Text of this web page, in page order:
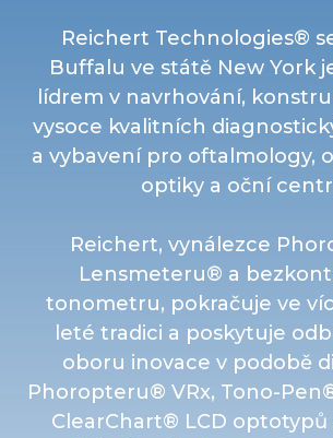
Reichert Technologies®
Buffalu ve státě New York
lídrem v navrhování,
vysoce kvalitních
a vybavení pro oftalmology,
optiky a oční
Reichert, vynálezce
Lensmeteru® a
tonometru, pokračuje ve
leté tradici a poskytuje
oboru inovace v podobě
Phoropteru® VRx, Tono-
ClearChart® LCD optotypů